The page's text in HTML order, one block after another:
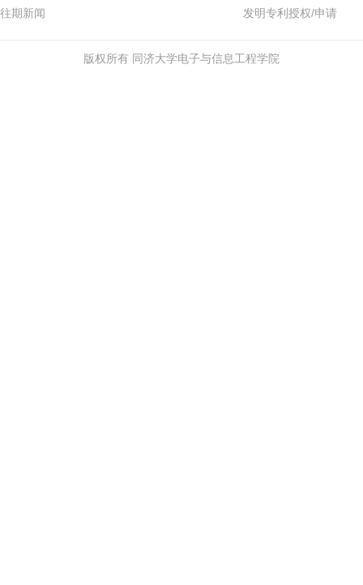
往期新闻 发明专利授权/申请
版权所有 同济大学电子与信息工程学院